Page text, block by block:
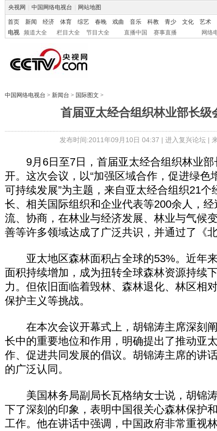
央视网 中国网络电视台 网站地图
首页 新闻 经济 体育 综艺 春晚 戏曲 音乐 科教 青少 文化
艺术
电视
频道大全 栏目大全 节目大全 直播中国 赛事直播 网络
中国网络电视台 > 新闻台 > 国际图文 >
首届亚太经合组织林业部长级
发布时间:2011年09月10日 04:37 | 进入复兴论坛|
9月6日至7日，首届亚太经合组织林业部
开。这次会议，以“加强区域合作，促进绿色
可持续发展”为主题，来自亚太经合组织21个
长、相关国际组织和企业代表等200余人，
流、协商，在林业与经济发展、林业与气候
善等许多领域达成了广泛共识，并通过了《
亚太地区森林面积占全球的53%。近年
面积持续增加，成为扭转全球森林资源持续
力。但依旧面临着毁林、森林退化、林区相
保护主义等挑战。
在本次会议开幕式上，胡锦涛主席深刻
长中的重要地位和作用，明确提出了推动亚
作、促进共同发展的倡议。胡锦涛主席的讲
的广泛认同。
美国林务局副局长瓦格纳女士说，胡锦
下了深刻的印象，表明中国很关心森林保护
工作。他在讲话中强调，中国政府非常重视